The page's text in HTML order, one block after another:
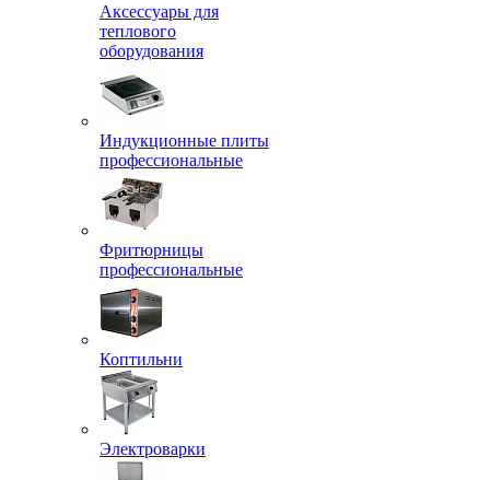
Аксессуары для
теплового
оборудования
Индукционные плиты
профессиональные
Фритюрницы
профессиональные
Коптильни
Электроварки